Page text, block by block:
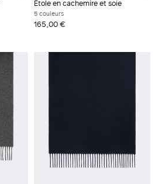
Étole en cachemire et soie
5 couleurs
165,00 €